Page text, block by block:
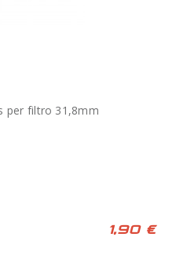
per filtro 31,8mm
1,90 €